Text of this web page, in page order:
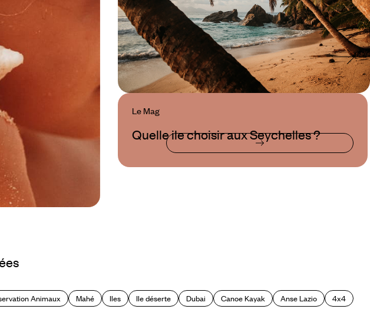
Le Mag
Quelle ile choisir aux Seychelles ?
Animaux Mahé Iles Ile déserte Dubai Canoe Kayak Anse Lazio 4x4